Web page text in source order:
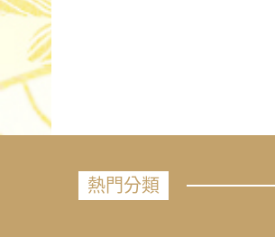
熱門分類